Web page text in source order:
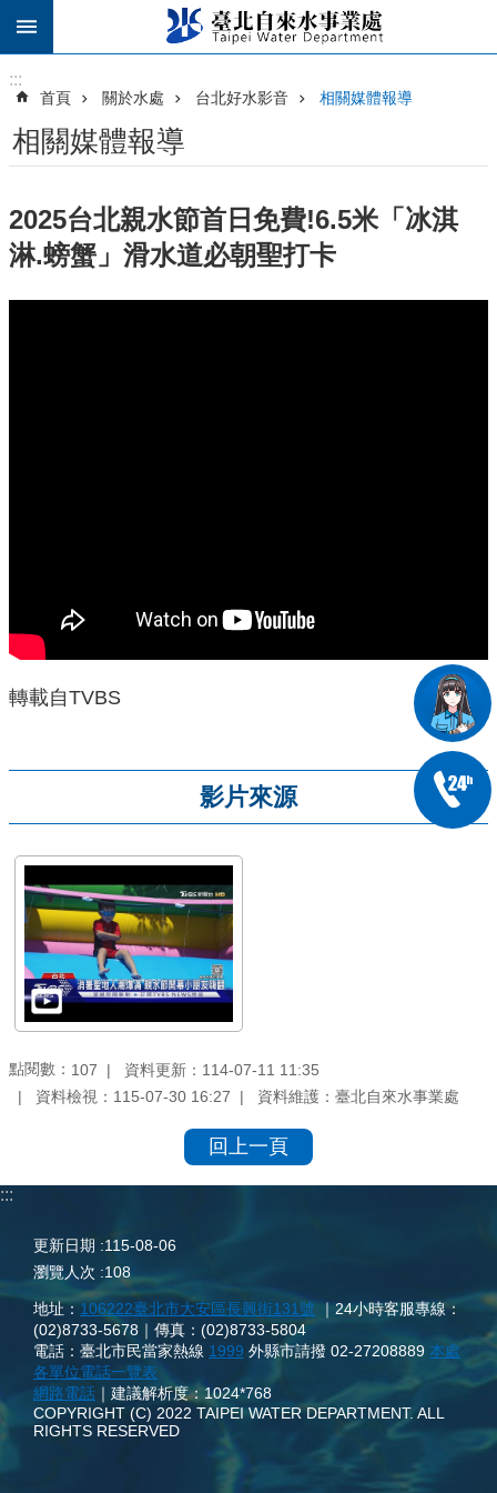
跳到主要內容區塊
:::
首頁 關於水處 台北好水影音 相關媒體報導
相關媒體報導
2025台北親水節首日免費!6.5米「冰淇
淋.螃蟹」滑水道必朝聖打卡
轉載自TVBS
影片來源
點閱數： 107
資料更新：114-07-11 11:35
資料檢視：115-07-30 16:27
資料維護：臺北自來水事業處
回上一頁
:::
更新日期
115-08-06
瀏覽人次
108
地址： 106222臺北市大安區長興街131號 ｜24小時客服專線：
(02)8733-5678｜傳真：(02)8733-5804
電話：臺北市民當家熱線 1999 外縣市請撥 02-27208889 本處
各單位電話一覽表
網路電話 ｜建議解析度：1024*768
COPYRIGHT (C) 2022 TAIPEI WATER DEPARTMENT. ALL
RIGHTS RESERVED